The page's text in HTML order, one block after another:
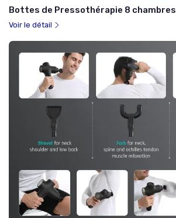
Bottes de Pressothérapie 8 chambres
Voir le détail